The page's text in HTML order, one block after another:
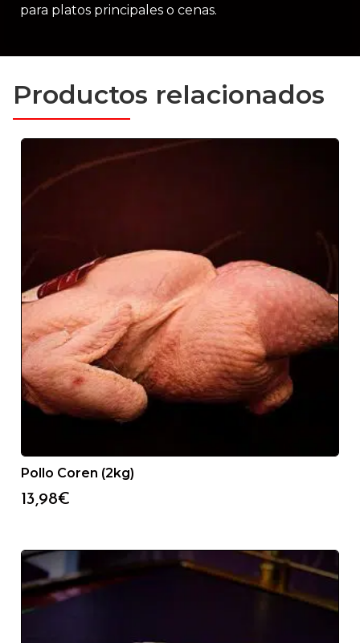
para platos principales o cenas.
Productos relacionados
Pollo Coren (2kg)
13,98€